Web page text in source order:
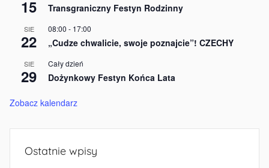
15 Transgraniczny Festyn Rodzinny
SIE
22
08:00 - 17:00
„Cudze chwalicie, swoje poznajcie”! CZECHY
SIE
29
Cały dzień
Dożynkowy Festyn Końca Lata
Zobacz kalendarz
Ostatnie wpisy